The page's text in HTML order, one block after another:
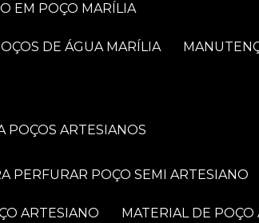
EM POÇO MARÍLIA
DE ÁGUA MARÍLIA
POÇOS ARTESIANOS
PERFURAR POÇO SEMI ARTESIANO
ARTESIANO MATERIAL DE